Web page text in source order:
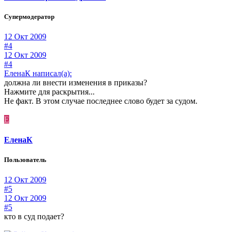
Супермодератор
12 Окт 2009
#4
12 Окт 2009
#4
ЕленаК написал(а):
должна ли внести изменения в приказы?
Нажмите для раскрытия...
Не факт. В этом случае последнее слово будет за судом.
Е
ЕленаК
Пользователь
12 Окт 2009
#5
12 Окт 2009
#5
кто в суд подает?